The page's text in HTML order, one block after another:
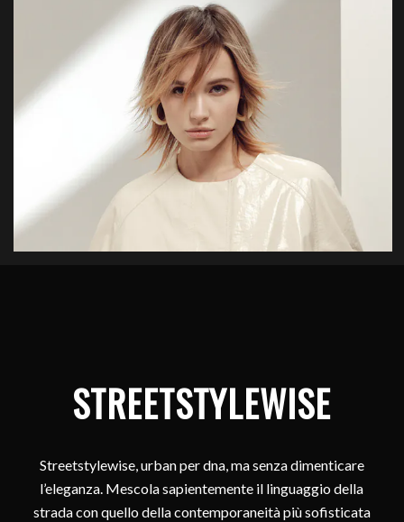
STREETSTYLEWISE
Streetstylewise, urban per dna, ma senza dimenticare
l’eleganza. Mescola sapientemente il linguaggio della
strada con quello della contemporaneità più sofisticata